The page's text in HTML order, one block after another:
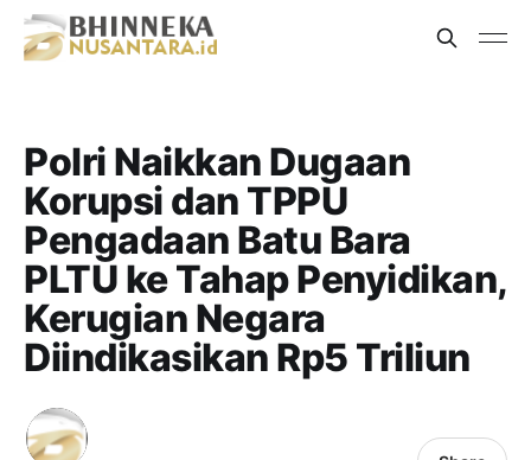
Polri Naikkan Dugaan
Korupsi dan TPPU
Pengadaan Batu Bara
PLTU ke Tahap Penyidikan,
Kerugian Negara
Diindikasikan Rp5 Triliun